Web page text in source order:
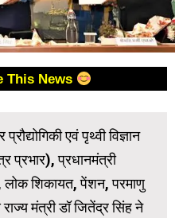
This News
एवं पृथ्वी विज्ञान
प्रभार), प्रधानमंत्री
लोक शिकायत, पेंशन, परमाणु
मंत्री डॉ जितेंद्र सिंह ने